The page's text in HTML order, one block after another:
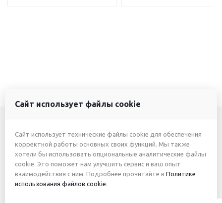
+7 (3412) 46-7777
+7 (912) 746-00-77
Сайт использует файлы cookie
Сайт использует технические файлы cookie для обеспечения
корректной работы основных своих функций. Мы также
хотели бы использовать опциональные аналитические файлы
cookie. Это поможет нам улучшить сервис и ваш опыт
взаимодействия с ним. Подробнее прочитайте в Политике
использования файлов cookie.